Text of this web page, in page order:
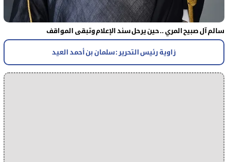
سالم آل صبيح المري .. حين يرحل سند الإعلام وتبقى المواقف
زاوية رئيس التحرير : سلمان بن أحمد العيد